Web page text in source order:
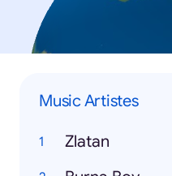
Music Artistes
Zlatan